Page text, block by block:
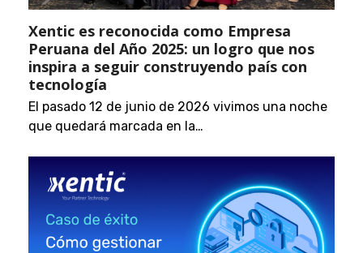
Xentic es reconocida como Empresa
Peruana del Año 2025: un logro que nos
inspira a seguir construyendo país con
tecnología
El pasado 12 de junio de 2026 vivimos una noche
que quedará marcada en la…